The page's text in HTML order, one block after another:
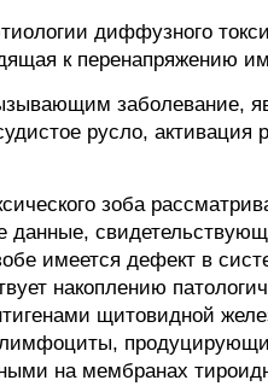
диффузного
к перенапряжению
заболевание,
русло, активация
зоба
данные,
имеется дефект в
накоплению
щитовидной
на мембранах